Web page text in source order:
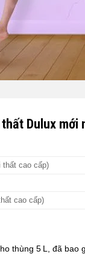
Dulux mới
thất cao cấp)
cao cấp)
thùng 5 L, đã bao